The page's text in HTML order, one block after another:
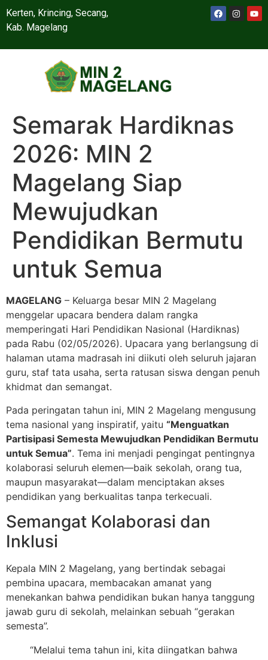
Kerten, Krincing, Secang,
Kab. Magelang
Semarak Hardiknas
2026: MIN 2
Magelang Siap
Mewujudkan
Pendidikan Bermutu
untuk Semua
MAGELANG – Keluarga besar MIN 2 Magelang
menggelar upacara bendera dalam rangka
memperingati Hari Pendidikan Nasional (Hardiknas)
pada Rabu (02/05/2026). Upacara yang berlangsung di
halaman utama madrasah ini diikuti oleh seluruh jajaran
guru, staf tata usaha, serta ratusan siswa dengan penuh
khidmat dan semangat.
Pada peringatan tahun ini, MIN 2 Magelang mengusung
tema nasional yang inspiratif, yaitu “Menguatkan
Partisipasi Semesta Mewujudkan Pendidikan Bermutu
untuk Semua”. Tema ini menjadi pengingat pentingnya
kolaborasi seluruh elemen—baik sekolah, orang tua,
maupun masyarakat—dalam menciptakan akses
pendidikan yang berkualitas tanpa terkecuali.
Semangat Kolaborasi dan
Inklusi
Kepala MIN 2 Magelang, yang bertindak sebagai
pembina upacara, membacakan amanat yang
menekankan bahwa pendidikan bukan hanya tanggung
jawab guru di sekolah, melainkan sebuah “gerakan
semesta”.
“Melalui tema tahun ini, kita diingatkan bahwa